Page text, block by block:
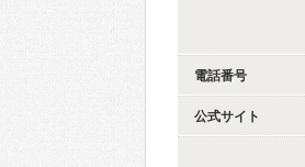
電話番号
公式サイト